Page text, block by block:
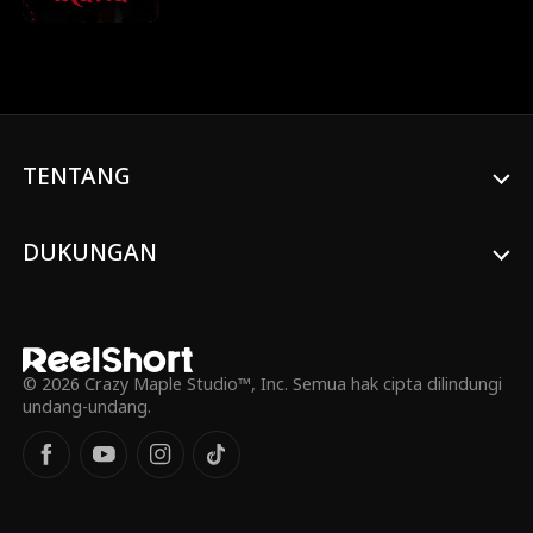
TENTANG
DUKUNGAN
© 2026 Crazy Maple Studio™, Inc. Semua hak cipta dilindungi
undang-undang.